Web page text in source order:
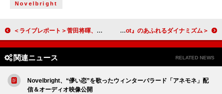
Novelbright
＜ライブレポート＞菅田将暉、サークルの中から研ぎ澄まされた“五感”を放った特別な夜【菅田将暉 LIVE 2026】 ＜ライブレポート＞バー・イタリアが見せた鮮やかな変貌、最新作『Some Like It Hot』のあふれるダイナミズム
関連ニュース RELATED NEWS
Novelbright、“儚い恋”を歌ったウィンターバラード「アネモネ」配
信＆オーディオ映像公開